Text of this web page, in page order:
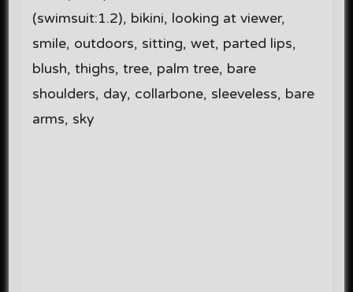
(swimsuit:1.2), bikini, looking at viewer,
smile, outdoors, sitting, wet, parted lips,
blush, thighs, tree, palm tree, bare
shoulders, day, collarbone, sleeveless, bare
arms, sky